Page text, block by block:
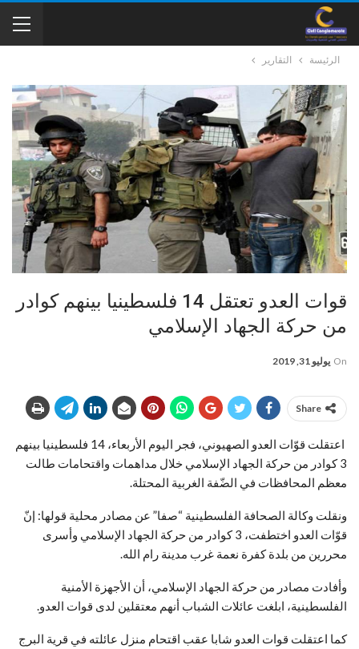
الرئيسة التقارير
قوات العدو تعتقل 14 فلسطينيا بينهم كوادر
من حركة الجهاد الإسلامي
On يوليو 31, 2019
Share
اعتقلت قوّات العدو الصهيوني، فجر اليوم الأربعاء، 14 فلسطينيا بينهم
3 كوادر من حركة الجهاد الإسلامي خلال مداهمات واقتحامات طالت
معظم المحافظات في الضّفة الغربية المحتلة.
ونقلت وكالة الصحافة الفلسطينية “صفا” عن مصادر محلية قولها: إنّ
قوّات العدو اختطفت، 3 كوادر من حركة الجهاد الإسلامي وأسرى
محررين من بلدة كفرة نعمة غرب مدينة رام الله.
وأفادت مصادر من حركة الجهاد الإسلامي، أن الأجهزة الأمنية
الفلسطينية، ابلغت عائلات الشباب أنهم معتقلين لدى قوات العدو.
كما اعتقلت قوات العدو شابا عقب اقتحام منزل عائلته في قرية البرج